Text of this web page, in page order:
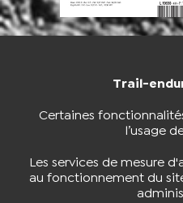
Trail-
Certaines
l’usage
Les services de mesure
au fonctionnement du
NOUS